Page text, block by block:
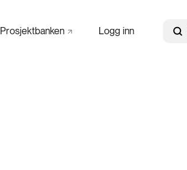
Prosjektbanken Logg inn